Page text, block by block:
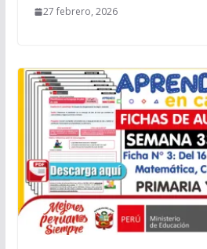
27 febrero, 2026